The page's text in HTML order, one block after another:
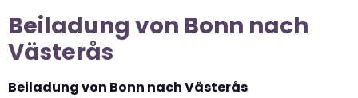
Beiladung von Bonn nach
Västerås
Beiladung von Bonn nach Västerås